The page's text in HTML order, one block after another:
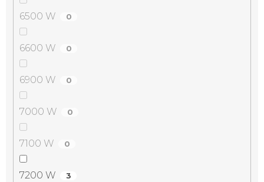
6500 W 0
6600 W 0
6900 W 0
7000 W 0
7100 W 0
7200 W 3